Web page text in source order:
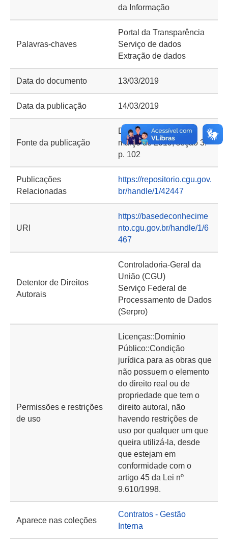
da Informação
Palavras-chaves
Portal da Transparência
Serviço de dados
Extração de dados
Data do documento 13/03/2019
Data da publicação 14/03/2019
Fonte da publicação
DOU n. 50, de 14 de
março de 2019, seção 3.
p. 102
Publicações
Relacionadas
https://repositorio.cgu.gov.
br/handle/1/42447
URI
https://basedeconhecime
nto.cgu.gov.br/handle/1/6
467
Detentor de Direitos
Autorais
Controladoria-Geral da
União (CGU)
Serviço Federal de
Processamento de Dados
(Serpro)
Permissões e restrições
de uso
Licenças::Domínio
Público::Condição
jurídica para as obras que
não possuem o elemento
do direito real ou de
propriedade que tem o
direito autoral, não
havendo restrições de
uso por qualquer um que
queira utilizá-la, desde
que estejam em
conformidade com o
artigo 45 da Lei nº
9.610/1998.
Aparece nas coleções
Contratos - Gestão
Interna